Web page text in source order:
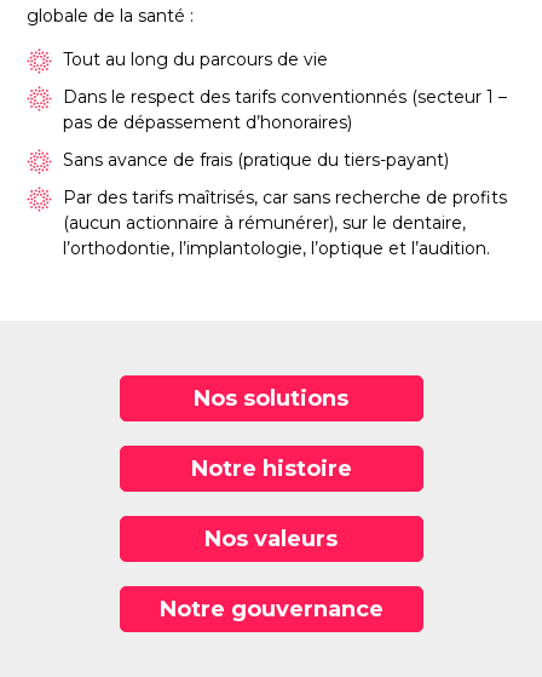
globale de la santé :
Tout au long du parcours de vie
Dans le respect des tarifs conventionnés (secteur 1 –
pas de dépassement d’honoraires)
Sans avance de frais (pratique du tiers-payant)
Par des tarifs maîtrisés, car sans recherche de profits
(aucun actionnaire à rémunérer), sur le dentaire,
l’orthodontie, l’implantologie, l’optique et l’audition.
Nos solutions
Notre histoire
Nos valeurs
Notre gouvernance